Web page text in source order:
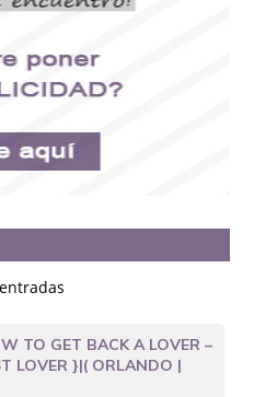
TO GET BACK A LOVER –
LOVER }|( ORLANDO |